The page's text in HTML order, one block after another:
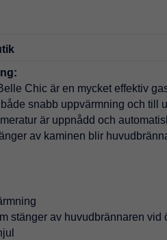
Chic är en mycket effektiv
snabb uppvärmning och till
är uppnådd och
av kaminen blir
stänger av huvudbrännaren vid